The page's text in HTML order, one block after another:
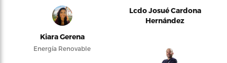
Kiara Gerena
Energía Renovable
Lcdo Josué Cardona
Hernández